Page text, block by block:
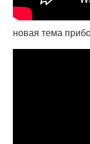
новая тема